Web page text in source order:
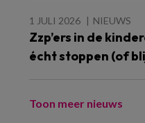
1 JULI 2026 NIEUWS
Zzp’ers in de
écht stoppen (of
Toon meer nieuws